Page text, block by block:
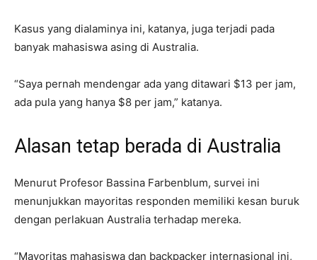
Kasus yang dialaminya ini, katanya, juga terjadi pada
banyak mahasiswa asing di Australia.
“Saya pernah mendengar ada yang ditawari $13 per jam,
ada pula yang hanya $8 per jam,” katanya.
Alasan tetap berada di Australia
Menurut Profesor Bassina Farbenblum, survei ini
menunjukkan mayoritas responden memiliki kesan buruk
dengan perlakuan Australia terhadap mereka.
“Mayoritas mahasiswa dan backpacker internasional ini,